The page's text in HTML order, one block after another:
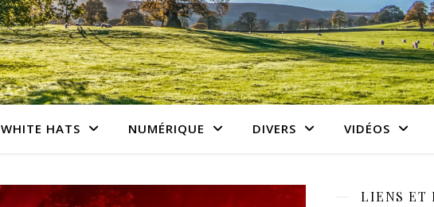
WHITE HATS NUMÉRIQUE DIVERS VIDÉOS
LIENS ET